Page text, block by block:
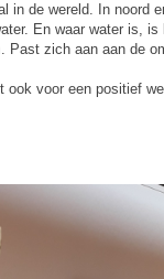
in de wereld. In noord
En waar water is, is
Past zich aan aan de
ook voor een positief